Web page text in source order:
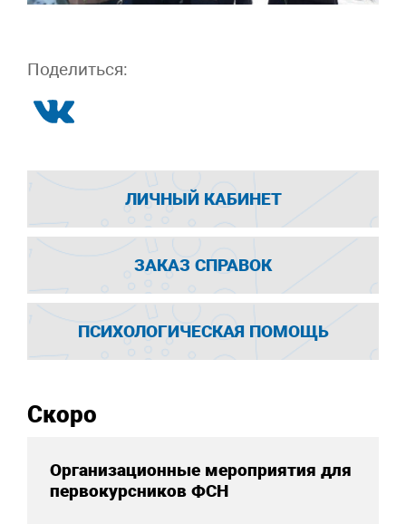
Поделиться:
ЛИЧНЫЙ КАБИНЕТ
ЗАКАЗ СПРАВОК
ПСИХОЛОГИЧЕСКАЯ ПОМОЩЬ
Скоро
Организационные мероприятия для
первокурсников ФСН